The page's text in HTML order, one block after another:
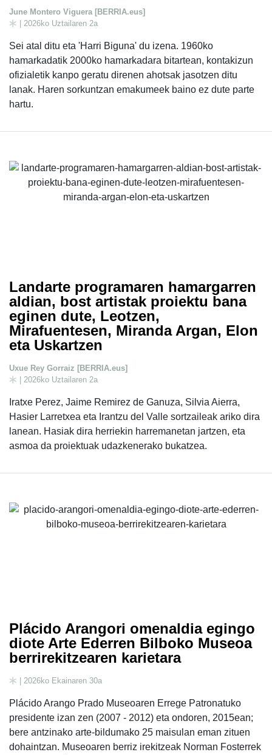
June Montero Viguera [BERRIA.eus]
| 2026ko Uztailaren 2a
Sei atal ditu eta 'Harri Biguna' du izena. 1960ko
hamarkadatik 2000ko hamarkadara bitartean, kontakizun
ofizialetik kanpo geratu direnen ahotsak jasotzen ditu
lanak. Haren sorkuntzan emakumeek baino ez dute parte
hartu.
Landarte programaren hamargarren
aldian, bost artistak proiektu bana
eginen dute, Leotzen,
Mirafuentesen, Miranda Argan, Elon
eta Uskartzen
Uxue Rey Gorraiz [BERRIA.eus]
| 2026ko Uztailaren 2a
Iratxe Perez, Jaime Remirez de Ganuza, Silvia Aierra,
Hasier Larretxea eta Irantzu del Valle sortzaileak ariko dira
lanean. Hasiak dira herriekin harremanetan jartzen, eta
asmoa da proiektuak udazkenerako bukatzea.
Plácido Arangori omenaldia egingo
diote Arte Ederren Bilboko Museoa
berrirekitzearen karietara
| 2026ko Ekainaren 30a
Plácido Arango Prado Museoaren Errege Patronatuko
presidente izan zen (2007 - 2012) eta ondoren, 2015ean;
bere antzinako arte-bildumako 25 maisulan eman zituen
dohaintzan. Museoaren berriz irekitzeak Norman Fosterrek